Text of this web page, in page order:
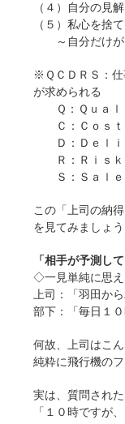
（４）自分の見
（５）私心を捨
～自分だけが
※ＱＣＤＲＳ：仕
が求められる
Ｑ：Ｑｕａｌ
Ｃ：Ｃｏｓｔ
Ｄ：Ｄｅｌｉ
Ｒ：Ｒｉｓｋ
Ｓ：Ｓａｌｅ
この「上司の納
を見てみましょう
「相手が予測し
◇一見単純に思え
上司：「羽田か
部下：「毎日１０
何故、上司はこ
純粋に飛行機の
実は、質問され
「１０時ですが